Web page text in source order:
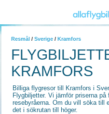
Resmål / Sverige / Kramfors
KRAMFORS
Billiga flygresor till Kramfors i
Flygbiljetter. Vi jämför priserna
resebyråerna. Om du vill söka till
det i sökrutan till höger.